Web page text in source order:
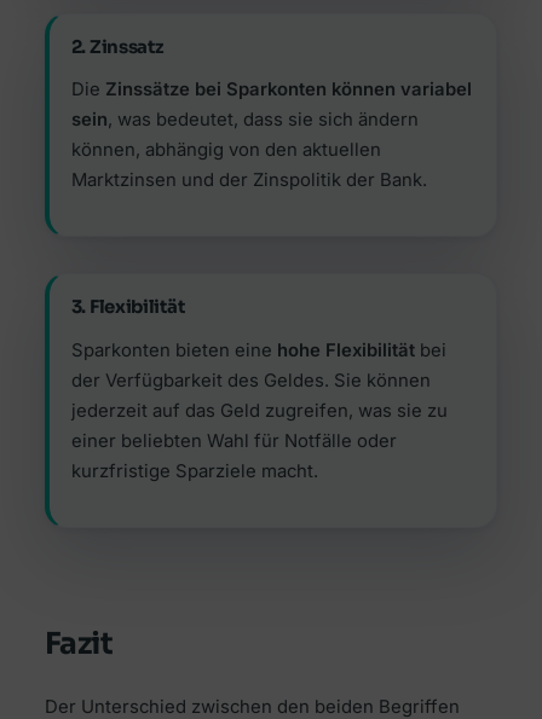
2. Zinssatz
Die Zinssätze bei Sparkonten können variabel
sein, was bedeutet, dass sie sich ändern
können, abhängig von den aktuellen
Marktzinsen und der Zinspolitik der Bank.
3. Flexibilität
Sparkonten bieten eine hohe Flexibilitätbei
der Verfügbarkeit des Geldes. Sie können
jederzeit auf das Geld zugreifen, was sie zu
einer beliebten Wahl für Notfälle oder
kurzfristige Sparziele macht.
Fazit
Der Unterschied zwischen den beiden Begriffen